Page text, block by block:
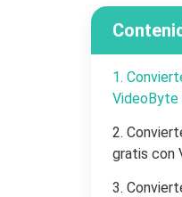
1.
VideoByte
2.
gratis con
3.